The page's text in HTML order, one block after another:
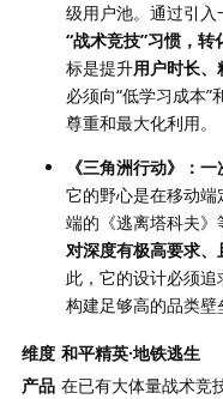
级用户池。通过引
“战术竞技”习惯，转
标是提升用户时长
必须向“低学习成本”
尊重和最大化利用。
《三角洲行动》：
它的野心是在移动端
端的《逃离塔科夫
对深度有极高要求
此，它的设计必须追
构建足够高的品类壁
维度 和平精英·地铁逃生
产品 在已有大体量战术竞